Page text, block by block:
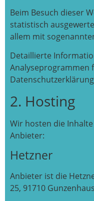
Beim Besuch dieser
statistisch
allem mit
Detaillierte
Analyseprogrammen
2. Hosting
Wir hosten die
Anbieter:
Hetzner
Anbieter ist die
25, 91710